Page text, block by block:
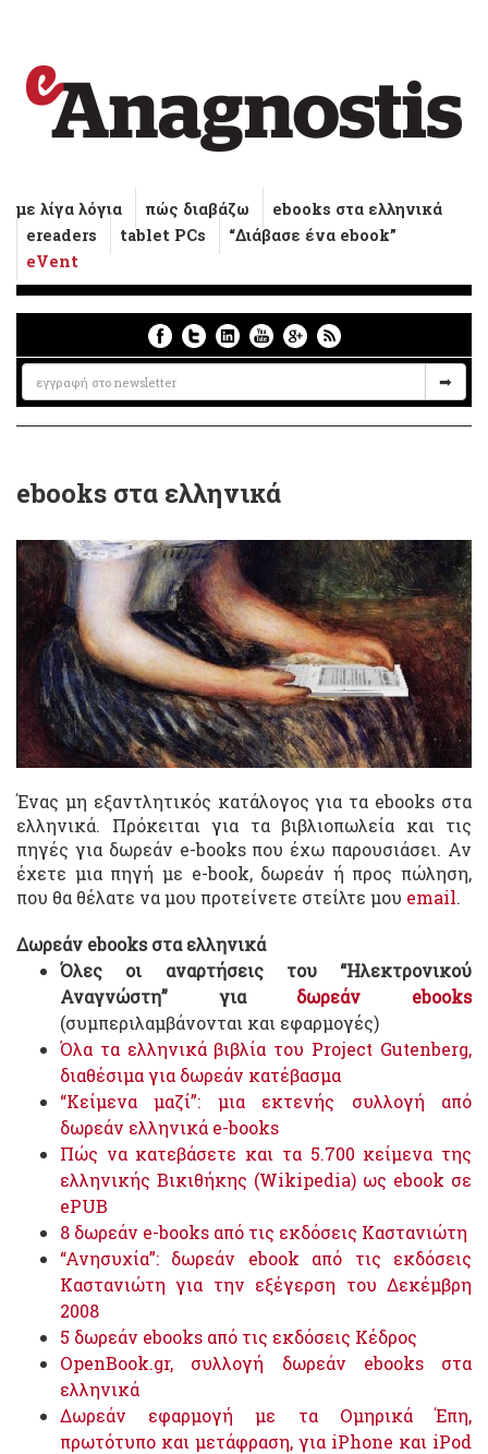
με λίγα λόγια πώς διαβάζω
ebooks στα ελληνικά
ereaders
tablet PCs
“Διάβασε ένα ebook”
eVent
ebooks στα ελληνικά
Ένας μη εξαντλητικός κατάλογος για τα ebooks στα
ελληνικά. Πρόκειται για τα βιβλιοπωλεία και τις
πηγές για δωρεάν e-books που έχω παρουσιάσει. Αν
έχετε μια πηγή με e-book, δωρεάν ή προς πώληση,
που θα θέλατε να μου προτείνετε στείλτε μου email.
Δωρεάν ebooks στα ελληνικά
Όλες οι αναρτήσεις του “Ηλεκτρονικού
Αναγνώστη” για δωρεάν ebooks
(συμπεριλαμβάνονται και εφαρμογές)
Όλα τα ελληνικά βιβλία του Project Gutenberg,
διαθέσιμα για δωρεάν κατέβασμα
“Κείμενα μαζί”: μια εκτενής συλλογή από
δωρεάν ελληνικά e-books
Πώς να κατεβάσετε και τα 5.700 κείμενα της
ελληνικής Βικιθήκης (Wikipedia) ως ebook σε
ePUB
8 δωρεάν e-books από τις εκδόσεις Καστανιώτη
“Ανησυχία”: δωρεάν ebook από τις εκδόσεις
Καστανιώτη για την εξέγερση του Δεκέμβρη
2008
5 δωρεάν ebooks από τις εκδόσεις Κέδρος
OpenBook.gr, συλλογή δωρεάν ebooks στα
ελληνικά
Δωρεάν εφαρμογή με τα Ομηρικά Έπη,
πρωτότυπο και μετάφραση, για iPhone και iPod